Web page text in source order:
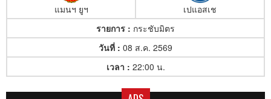
แมนฯ ยูฯ
เปแอสเช
รายการ : กระชับมิตร
วันที่ : 08 ส.ค. 2569
เวลา : 22:00 น.